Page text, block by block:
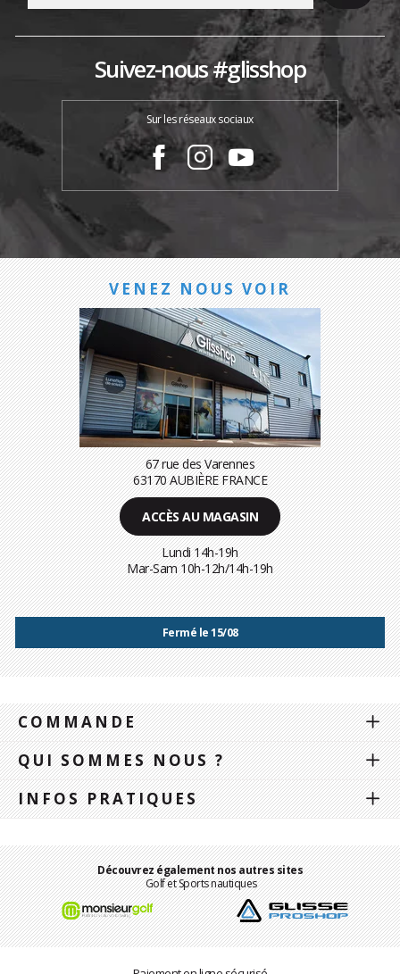
Suivez-nous #glisshop
Sur les réseaux sociaux
VENEZ NOUS VOIR
67 rue des Varennes
63170 AUBIÈRE FRANCE
ACCÈS AU MAGASIN
Lundi 14h-19h
Mar-Sam 10h-12h/14h-19h
Fermé le 15/08
COMMANDE
QUI SOMMES NOUS ?
INFOS PRATIQUES
Découvrez également nos autres sites
Golf et Sports nautiques